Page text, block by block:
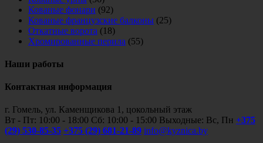
Кованые фонари (92)
Кованые французские балконы (25)
Откатные ворота (18)
Хромированные перила (55)
Наши работы
Контактная информация
г. Гомель, ул. Каменщикова 1, цокольный этаж
Вт - Пт: 10:00 - 18:00 Сб: 10:00 - 15:00 Выходные: Вс, Пн +375
(29) 530-85-35 +375 (29) 681-21-89 info@kyznica.by